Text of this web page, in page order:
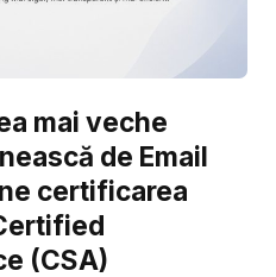
mai veche
de Email
certificarea
(CSA)